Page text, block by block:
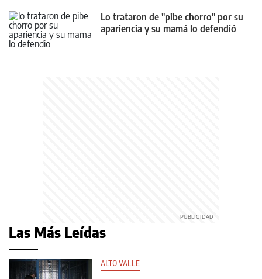
Lo trataron de "pibe chorro" por su
apariencia y su mamá lo defendió
Las Más Leídas
ALTO VALLE